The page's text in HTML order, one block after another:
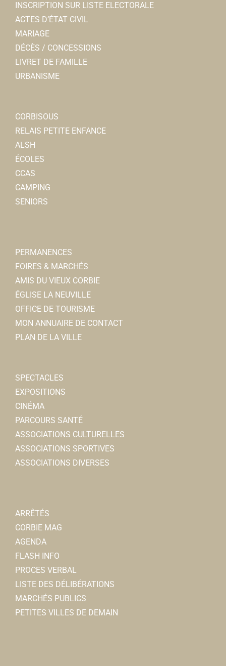
INSCRIPTION SUR LISTE ELECTORALE
ACTES D’ÉTAT CIVIL
MARIAGE
DÉCÈS / CONCESSIONS
LIVRET DE FAMILLE
URBANISME
CORBISOUS
RELAIS PETITE ENFANCE
ALSH
ÉCOLES
CCAS
CAMPING
SENIORS
PERMANENCES
FOIRES & MARCHÉS
AMIS DU VIEUX CORBIE
ÉGLISE LA NEUVILLE
OFFICE DE TOURISME
MON ANNUAIRE DE CONTACT
PLAN DE LA VILLE
SPECTACLES
EXPOSITIONS
CINÉMA
PARCOURS SANTÉ
ASSOCIATIONS CULTURELLES
ASSOCIATIONS SPORTIVES
ASSOCIATIONS DIVERSES
ARRÊTÉS
CORBIE MAG
AGENDA
FLASH INFO
PROCES VERBAL
LISTE DES DÉLIBÉRATIONS
MARCHÉS PUBLICS
PETITES VILLES DE DEMAIN